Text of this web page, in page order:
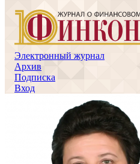
Электронный журнал
Архив
Подписка
Вход